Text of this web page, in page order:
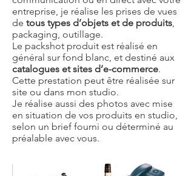
entreprise, je réalise les prises de vues
de tous types d’objets et de produits,
packaging, outillage.
Le packshot produit est réalisé en
général sur fond blanc, et destiné aux
catalogues et sites d’e-commerce.
Cette prestation peut être réalisée sur
site ou dans mon studio.
Je réalise aussi des photos avec mise
en situation de vos produits en studio,
selon un brief fourni ou déterminé au
préalable avec vous.